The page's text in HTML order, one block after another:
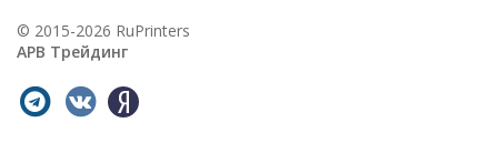
© 2015-2026 RuPrinters
АРВ Трейдинг